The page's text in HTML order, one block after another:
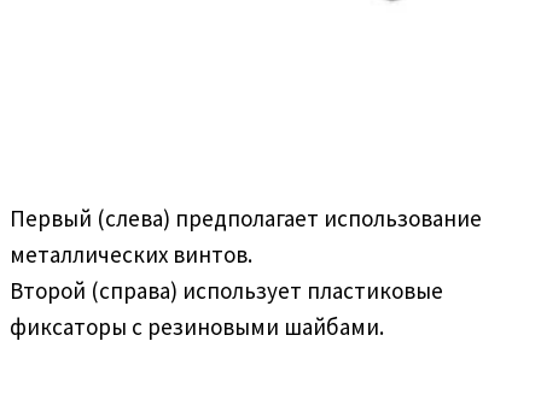
Первый (слева) предполагает использование
металлических винтов.
Второй (справа) использует пластиковые
фиксаторы с резиновыми шайбами.